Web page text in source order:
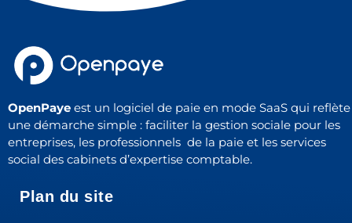
OpenPaye est un logiciel de paie en mode SaaS qui reflète
une démarche simple : faciliter la gestion sociale pour les
entreprises, les professionnels de la paie et les services
social des cabinets d’expertise comptable.
Plan du site